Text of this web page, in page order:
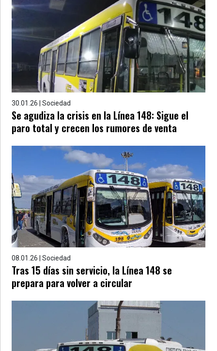
30.01.26 | Sociedad
Se agudiza la crisis en la Línea 148: Sigue el
paro total y crecen los rumores de venta
08.01.26 | Sociedad
Tras 15 días sin servicio, la Línea 148 se
prepara para volver a circular